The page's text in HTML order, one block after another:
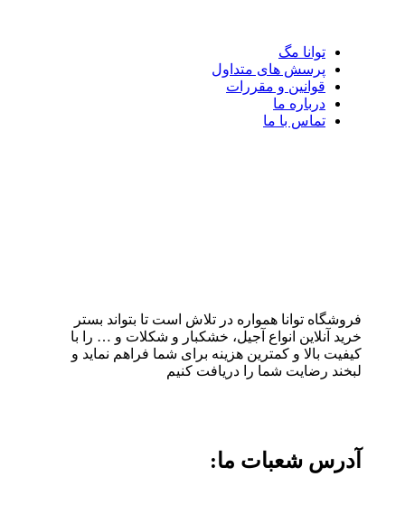
توانا مگ
پرسش های متداول
قوانین و مقررات
درباره ما
تماس با ما
فروشگاه توانا همواره در تلاش است تا بتواند بستر
خرید آنلاین انواع آجیل، خشکبار و شکلات و … را با
کیفیت بالا و کمترین هزینه برای شما فراهم نماید و
لبخند رضایت شما را دریافت کنیم
آدرس شعبات ما: